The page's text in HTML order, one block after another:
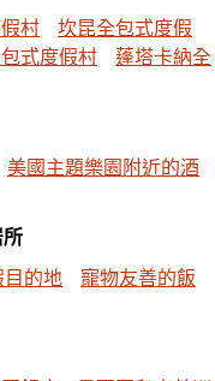
村
坎昆全包式度假
式度假村
蓬塔卡納全
美國主題樂園附近的酒
目的地
寵物友善的飯